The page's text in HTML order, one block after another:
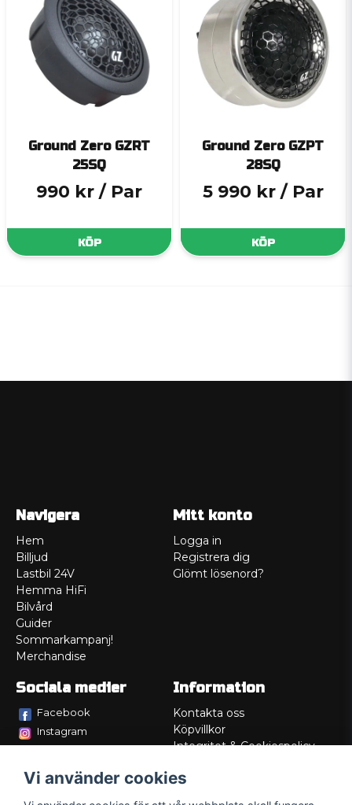
Ground Zero GZRT
25SQ
990 kr / Par
KÖP
Ground Zero GZPT
28SQ
5 990 kr / Par
KÖP
Navigera
Hem
Billjud
Lastbil 24V
Hemma HiFi
Bilvård
Guider
Sommarkampanj!
Merchandise
Mitt konto
Logga in
Registrera dig
Glömt lösenord?
Sociala medier
Facebook
Instagram
Information
Kontakta oss
Köpvillkor
Integritet & Cookiespolicy
Service/Garanti
Vi använder cookies